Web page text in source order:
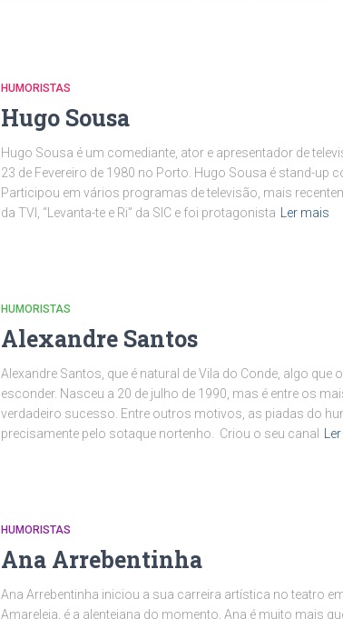
HUMORISTAS
Hugo Sousa
Hugo Sousa é um comediante, ator e apresentador de
23 de Fevereiro de 1980 no Porto. Hugo Sousa é stand-up
Participou em vários programas de televisão, mais
da TVI, “Levanta-te e Ri” da SIC e foi protagonista
Ler mais
HUMORISTAS
Alexandre Santos
Alexandre Santos, que é natural de Vila do Conde, algo que
esconder. Nasceu a 20 de julho de 1990, mas é entre os
verdadeiro sucesso. Entre outros motivos, as piadas do
precisamente pelo sotaque nortenho. Criou o seu canal
HUMORISTAS
Ana Arrebentinha
Ana Arrebentinha iniciou a sua carreira artística no teatro
Amareleja, é a alentejana do momento. Ana é muito mais